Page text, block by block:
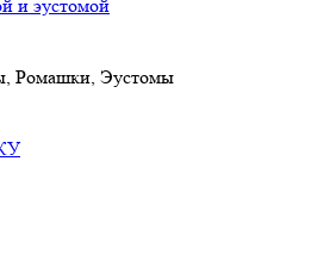
и эустомой
Ромашки, Эустомы